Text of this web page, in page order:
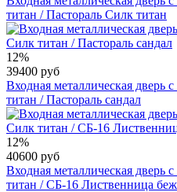
титан / Пастораль Силк титан
12%
39400 руб
Входная металлическая
титан / Пастораль сандал
12%
40600 руб
Входная металлическая
титан / СБ-16 Лиственница